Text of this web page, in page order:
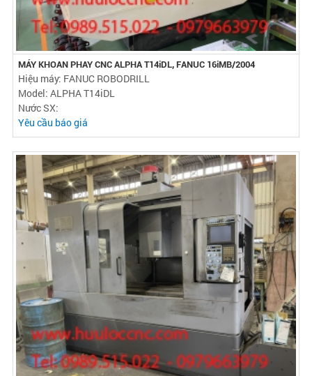
MÁY KHOAN PHAY CNC ALPHA T14iDL, FANUC 16iMB/2004
Hiệu máy: FANUC ROBODRILL
Model: ALPHA T14iDL
Nước SX:
Yêu cầu báo giá